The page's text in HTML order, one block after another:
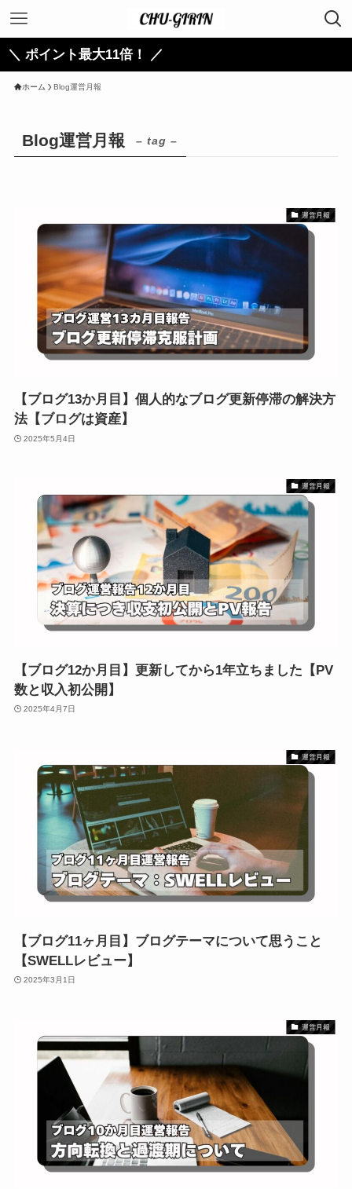
ント最大11倍！ ／
ホーム Blog運営月報
Blog運営月報 – tag –
運営月報
【ブログ13か月目】個人的なブログ更新停滞の解決方
法【ブログは資産】
2025年5月4日
運営月報
【ブログ12か月目】更新してから1年立ちました【PV
数と収入初公開】
2025年4月7日
運営月報
【ブログ11ヶ月目】ブログテーマについて思うこと
【SWELLレビュー】
2025年3月1日
運営月報